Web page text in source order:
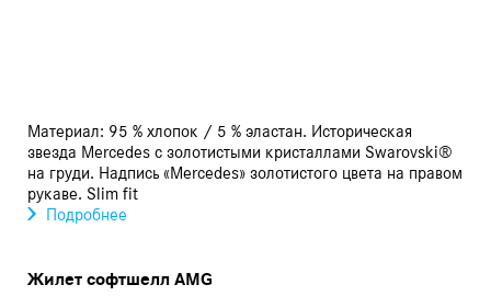
Материал: 95 % хлопок / 5 % эластан. Историческая
звезда Mercedes с золотистыми кристаллами Swarovski®
на груди. Надпись «Mercedes» золотистого цвета на правом
рукаве. Slim fit
Подробнее
Жилет софтшелл AMG